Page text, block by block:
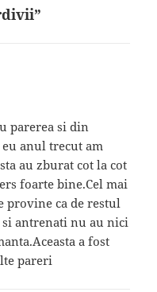
parerea si din
anul trecut am
au zburat cot la cot
foarte bine.Cel mai
provine ca de restul
antrenati nu au nici
a fost
pareri